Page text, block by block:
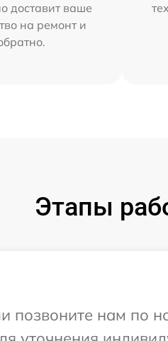
доставит ваше
на ремонт и
Этапы
нам по